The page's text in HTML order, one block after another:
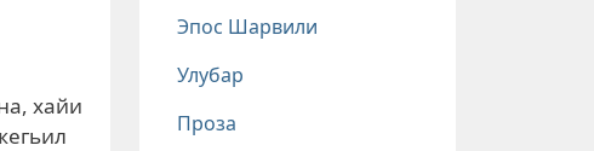
хайи
Эпос Шарвили
Улубар
Проза